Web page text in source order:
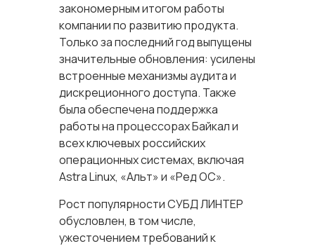
закономерным итогом работы
компании по развитию продукта.
Только за последний год выпущены
значительные обновления: усилены
встроенные механизмы аудита и
дискреционного доступа. Также
была обеспечена поддержка
работы на процессорах Байкал и
всех ключевых российских
операционных системах, включая
Astra Linux, «Альт» и «Ред ОС».
Рост популярности СУБД ЛИНТЕР
обусловлен, в том числе,
ужесточением требований к